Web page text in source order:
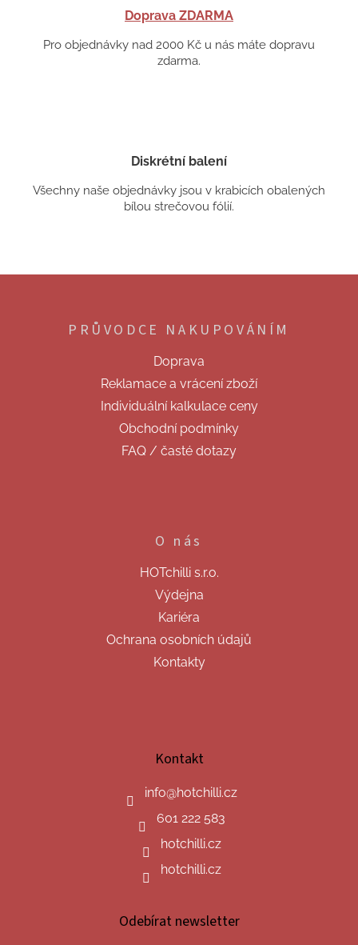
Doprava ZDARMA
Pro objednávky nad 2000 Kč u nás máte dopravu
zdarma.
Diskrétní balení
Všechny naše objednávky jsou v krabicích obalených
bílou strečovou fólií.
Z
PRŮVODCE NAKUPOVÁNÍM
Doprava
Reklamace a vrácení zboží
Individuální kalkulace ceny
Obchodní podmínky
FAQ / časté dotazy
O nás
HOTchilli s.r.o.
Výdejna
Kariéra
Ochrana osobních údajů
Kontakty
Kontakt
info@hotchilli.cz
601 222 583
hotchilli.cz
hotchilli.cz
Odebírat newsletter